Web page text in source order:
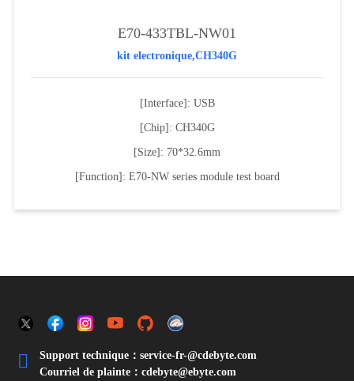
E70-433TBL-NW01
kit electronique,CH340G
[Interface]: USB
[Chip]: CH340G
[Size]: 70*32.6mm
[Function]: E70-NW series module test board

Support technique：service-fr-@cdebyte.com
Courriel de plainte：cdebyte@ebyte.com